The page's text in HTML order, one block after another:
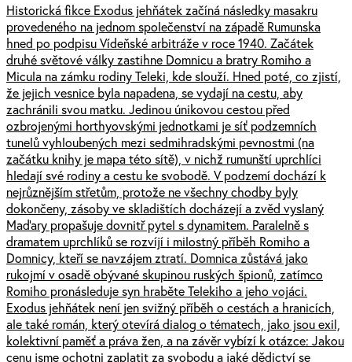
Historická fikce Exodus jehňátek začíná následky masakru
provedeného na jednom společenství na západě Rumunska
hned po podpisu Vídeňské arbitráže v roce 1940. Začátek
druhé světové války zastihne Domnicu a bratry Romiho a
Micula na zámku rodiny Teleki, kde slouží. Hned poté, co zjistí,
že jejich vesnice byla napadena, se vydají na cestu, aby
zachránili svou matku. Jedinou únikovou cestou před
ozbrojenými horthyovskými jednotkami je síť podzemních
tunelů vyhloubených mezi sedmihradskými pevnostmi (na
začátku knihy je mapa této sítě), v nichž rumunští uprchlíci
hledají své rodiny a cestu ke svobodě. V podzemí dochází k
nejrůznějším střetům, protože ne všechny chodby byly
dokončeny, zásoby ve skladištích docházejí a zvěd vyslaný
Maďary propašuje dovnitř pytel s dynamitem. Paralelně s
dramatem uprchlíků se rozvíjí i milostný příběh Romiho a
Domnicy, kteří se navzájem ztratí. Domnica zůstává jako
rukojmí v osadě obývané skupinou ruských špionů, zatímco
Romiho pronásleduje syn hraběte Telekiho a jeho vojáci.
Exodus jehňátek není jen svižný příběh o cestách a hranicích,
ale také román, který otevírá dialog o tématech, jako jsou exil,
kolektivní paměť a práva žen, a na závěr vybízí k otázce: Jakou
cenu jsme ochotni zaplatit za svobodu a jaké dědictví se